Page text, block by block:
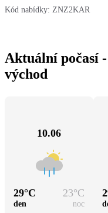
Kód nabídky: ZNZ2KAR
Aktuální počasí
východ
10.06
29°C 23°C
den noc